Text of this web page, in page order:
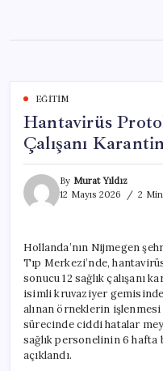
content
EĞITIM
Hantavirüs
Çalışanı
By Murat Yıldız
12 Mayıs 2026
2
Hollanda’nın Nijmegen
Tıp Merkezi’nde,
sonucu 12 sağlık çalışanı
isimli kruvaziyer
alınan örneklerin
sürecinde ciddi hatalar
sağlık personelinin 6 hafta
açıklandı.